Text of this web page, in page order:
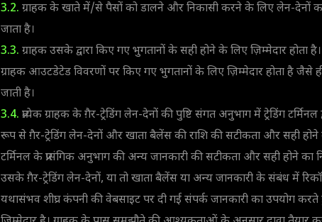
3.2. ग्राहक के खाते में/से पैसों को डालने और निकासी करने के लिए लेन-देनों
जाता है।
3.3. ग्राहक उसके द्वारा किए गए भुगतानों के सही होने के लिए ज़िम्मेदार
ग्राहक आउटडेटेड विवरणों पर किए गए भुगतानों के लिए ज़िम्मेदार होता है जैसे ही
जाती है।
3.4. प्रत्येक ग्राहक के ग़ैर-ट्रेडिंग लेन-देनों की पुष्टि संगत अनुभाग में ट्रेडिंग टर्मिनल
रूप से ग़ैर-ट्रेडिंग लेन-देनों और खाता बैलेंस की राशि की सटीकता और सही होने
टर्मिनल के प्रासंगिक अनुभाग की अन्य जानकारी की सटीकता और सही होने का
उसके ग़ैर-ट्रेडिंग लेन-देनों, या तो खाता बैलेंस या अन्य जानकारी के संबंध में
यथासंभव शीघ्र कंपनी की वेबसाइट पर दी गई संपर्क जानकारी का उपयोग